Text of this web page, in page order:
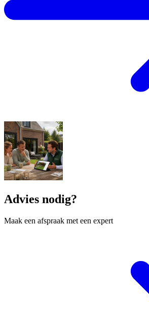
Advies nodig?
Maak een afspraak met een expert